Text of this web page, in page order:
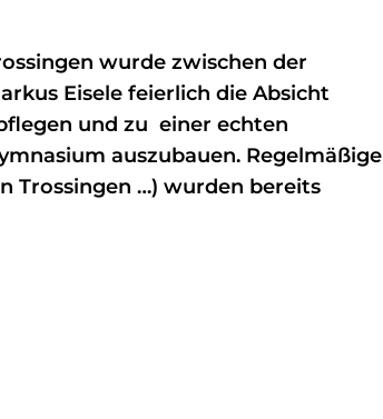
wurde zwischen der
Eisele feierlich die Absicht
und zu einer echten
auszubauen. Regelmäßige
Trossingen …) wurden bereits